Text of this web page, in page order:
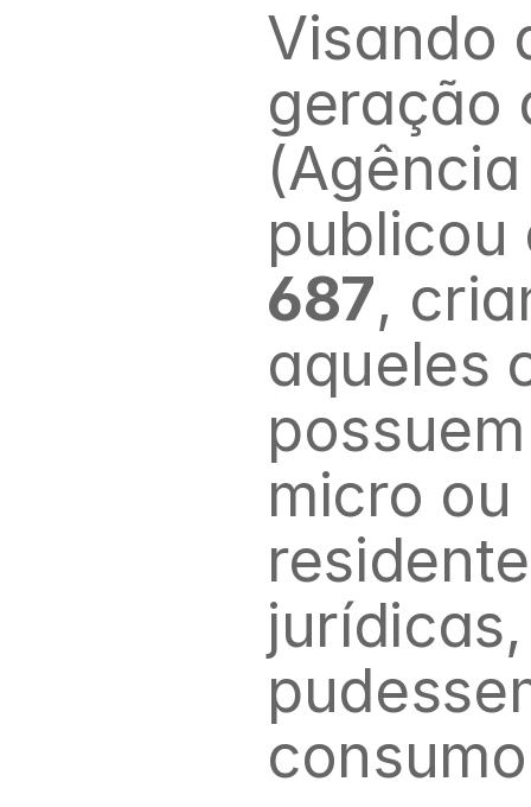
Visando
geração
687,
aqueles
micro